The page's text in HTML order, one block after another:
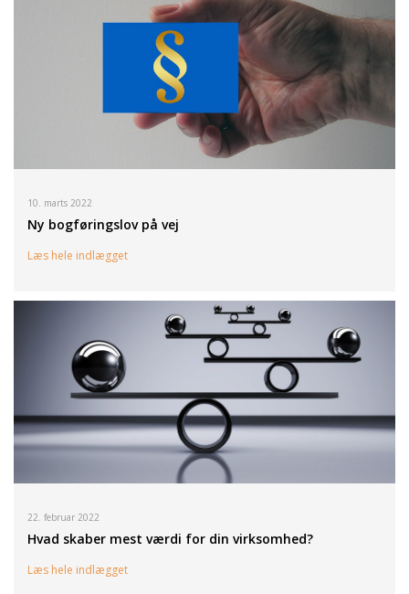
10. marts 2022
Ny bogføringslov på vej
Læs hele indlægget
22. februar 2022
Hvad skaber mest værdi for din virksomhed?
Læs hele indlægget